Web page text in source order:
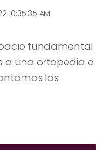
10:35:35 AM
fundamental
a una ortopedia o
los